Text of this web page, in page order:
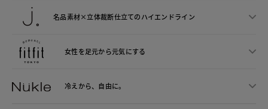
名品素材×立体裁断仕立てのハイエンドライン
女性を足元から元気にする
冷えから、 自由に。